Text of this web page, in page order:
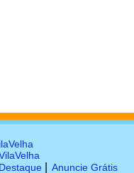
Anuncie Grátis